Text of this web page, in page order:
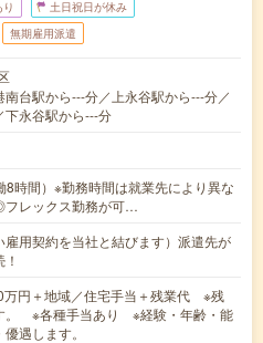
土日祝日が休み
無期雇用派遣
南台駅から---分／上永谷駅から---分／
下永谷駅から---分
時間）※勤務時間は就業先により異な
レックス勤務が可…
用契約を当社と結びます）派遣先が
万円＋地域／住宅手当＋残業代 ※残
。 ※各種手当あり ※経験・年齢・能
遇します。